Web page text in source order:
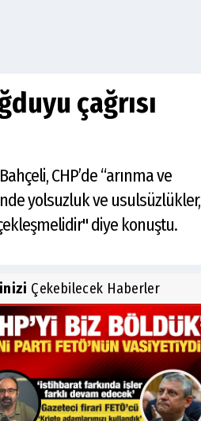
çağrısı
CHP’de “arınma ve
yolsuzluk ve usulsüzlükler,
diye konuştu.
Çekebilecek Haberler